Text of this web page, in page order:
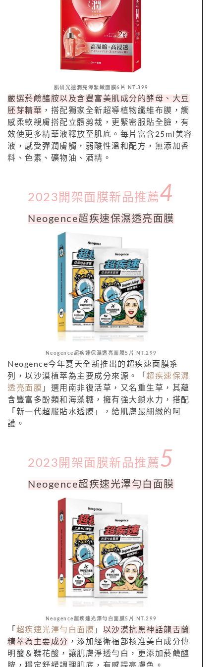
肌研光透潤亮澤緊緻面膜6片 NT.399
嚴選菸鹼醯胺以及含豐富美肌成分的酵母、大豆
胚芽精華 ，搭配獨家全新超導植物纖維布膜，觸
感柔軟親膚搭配立體剪裁，更緊密服貼全臉，有
效使更多精華液釋放至肌底。每片富含25ml美容
液，感受彈潤膚觸，弱酸性溫和配方，無添加香
料、色素、礦物油、酒精。
2023開架面膜新品推薦4
Neogence超疾速保濕透亮面膜
Neogence超疾速保濕透亮面膜5片 NT.299
Neogence今年夏天全新推出的超疾速面膜系
列，以沙漠植萃為主要成分來源。「 超疾速保濕
透亮面膜 」選用南非復活草，又名重生草，其蘊
含豐富多酚類和海藻糖，擁有強大鎖水力，搭配
「新一代超服貼水透膜」，給肌膚最細緻的呵
護。
2023開架面膜新品推薦 5
Neogence超疾速光澤勻白面膜
Neogence超疾速光澤勻白面膜5片 NT.299
「 超疾速光澤勻白面膜 」 以沙漠抗黑神話龍舌蘭
精萃為主要成分 ，添加經衛福部核准美白成分傳
明酸＆鞣花酸，讓肌膚淨透勻白，更添加菸鹼醯